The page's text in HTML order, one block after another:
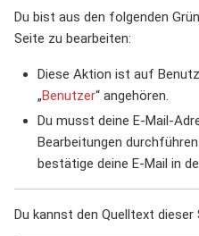
Du bist aus den folgenden
Seite zu bearbeiten:
Diese Aktion ist auf
„Benutzer“ angehören.
Du musst deine E-Mail-
Bearbeitungen
bestätige deine E-Mail in
Du kannst den Quelltext